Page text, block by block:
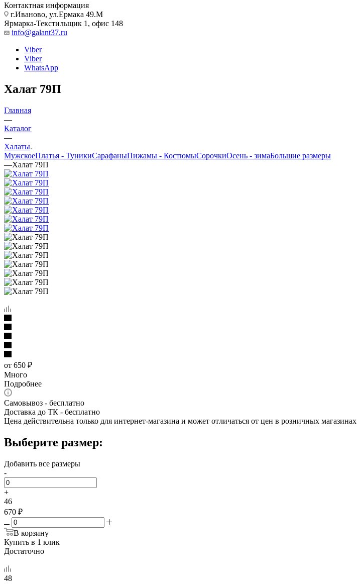
Контактная информация
г.Иваново, ул.Ермака 49.M
Ярмарка-Текстильщик 1, офис 148
info@galant37.ru
Viber
Viber
WhatsApp
Халат 79П
Главная
—
Каталог
—
Халаты
МужскоеПлатья - ТуникиСарафаныПижамы - КостюмыСорочкиOсень - зимаБольшие размеры
—Халат 79П
от 650 ₽
Много
Подробнее
Самовывоз - бесплатно
Доставка до ТК - бесплатно
Цена действительна только для интернет-магазина и может отличаться от цен в розничных магазинах
Выберите размер:
Добавить все размеры
-
+
46
670 ₽
В корзину
Купить в 1 клик
Достаточно
48